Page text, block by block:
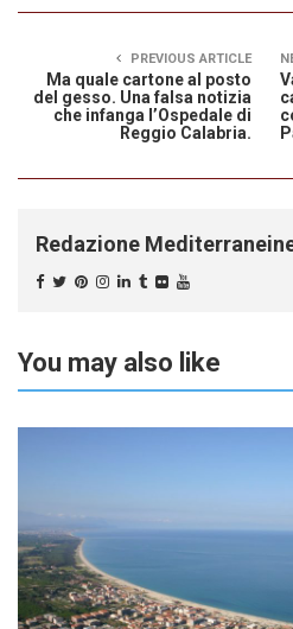
PREVIOUS ARTICLE
Ma quale cartone al posto
del gesso. Una falsa notizia
che infanga l’Ospedale di
Reggio Calabria.
Redazione
You may also like